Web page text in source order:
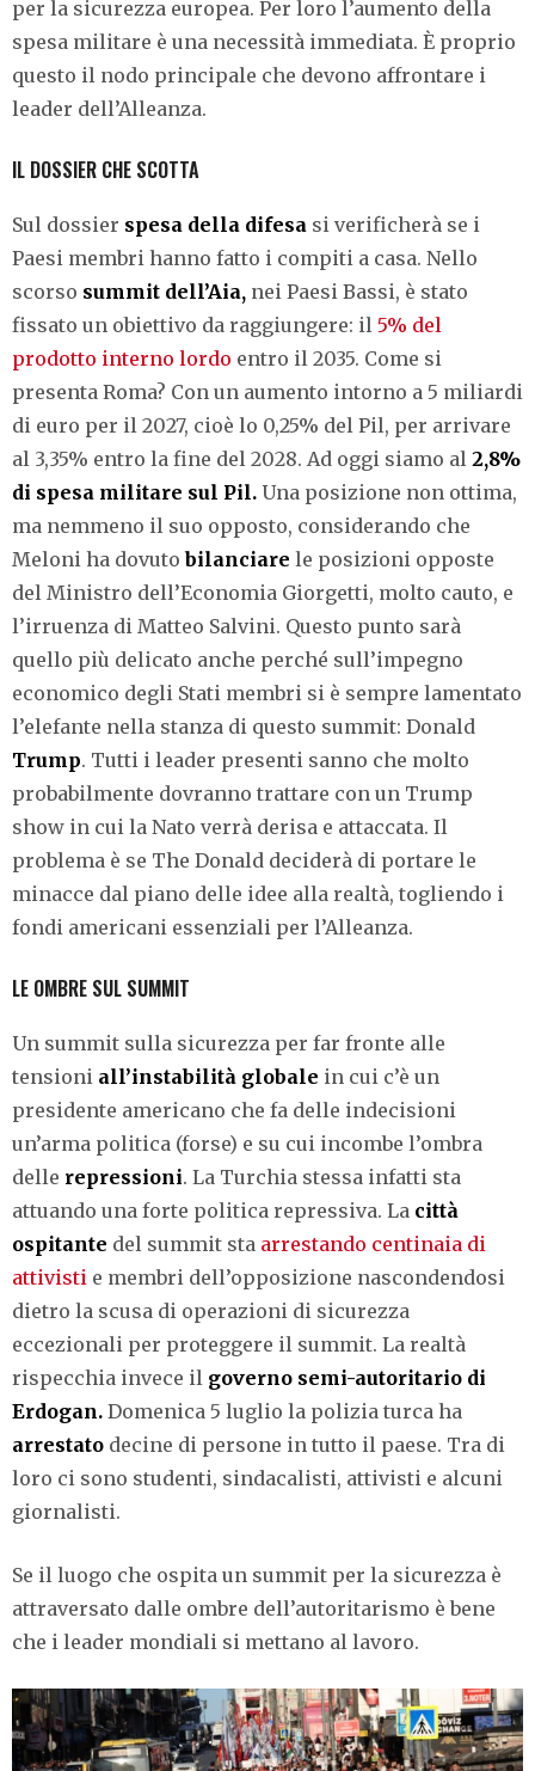
per la sicurezza europea. Per loro l’aumento della
spesa militare è una necessità immediata. È proprio
questo il nodo principale che devono affrontare i
leader dell’Alleanza.
IL DOSSIER CHE SCOTTA
Sul dossier spesa della difesa si verificherà se i
Paesi membri hanno fatto i compiti a casa. Nello
scorso summit dell’Aia, nei Paesi Bassi, è stato
fissato un obiettivo da raggiungere: il 5% del
prodotto interno lordo entro il 2035. Come si
presenta Roma? Con un aumento intorno a 5 miliardi
di euro per il 2027, cioè lo 0,25% del Pil, per arrivare
al 3,35% entro la fine del 2028. Ad oggi siamo al 2,8%
di spesa militare sul Pil. Una posizione non ottima,
ma nemmeno il suo opposto, considerando che
Meloni ha dovutobilanciare le posizioni opposte
del Ministro dell’Economia Giorgetti, molto cauto, e
l’irruenza di Matteo Salvini. Questo punto sarà
quello più delicato anche perché sull’impegno
economico degli Stati membri si è sempre lamentato
l’elefante nella stanza di questo summit: Donald
Trump. Tutti i leader presenti sanno che molto
probabilmente dovranno trattare con un Trump
show in cui la Nato verrà derisa e attaccata. Il
problema è se The Donald deciderà di portare le
minacce dal piano delle idee alla realtà, togliendo i
fondi americani essenziali per l’Alleanza.
LE OMBRE SUL SUMMIT
Un summit sulla sicurezza per far fronte alle
tensioni all’instabilità globale in cui c’è un
presidente americano che fa delle indecisioni
un’arma politica (forse) e su cui incombe l’ombra
delle repressioni. La Turchia stessa infatti sta
attuando una forte politica repressiva. La città
ospitante del summit sta arrestando centinaia di
attivisti e membri dell’opposizione nascondendosi
dietro la scusa di operazioni di sicurezza
eccezionali per proteggere il summit. La realtà
rispecchia invece il governo semi-autoritario di
Erdogan. Domenica 5 luglio la polizia turca ha
arrestato decine di persone in tutto il paese. Tra di
loro ci sono studenti, sindacalisti, attivisti e alcuni
giornalisti.
Se il luogo che ospita un summit per la sicurezza è
attraversato dalle ombre dell’autoritarismo è bene
che i leader mondiali si mettano al lavoro.